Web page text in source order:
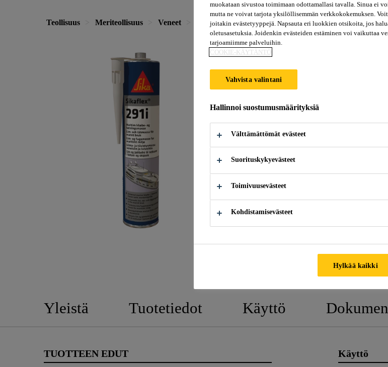
Teollisuus Meriteollisuus Veneet Sisäsaumojen tiivistykset Sikaflex®-291i
Sikaflex®-
Monikäyttöinen liima-/
Sikaflex®-291i on valumaton 1-K
Tuote kuivaa ilmankosteudesta. Sikaflex®-291i täyttää kansainvälisen merenkulkujärjestön (IMO)
Ruorimerkitty
Mieto tuoksu
TUOTETIETOESITE
Yleistä Tuotetiedot Käyttö
TUOTTEEN EDUT Käyttö
muokataan sivustoa toimimaan odottamallasi tavalla. Sinua ei
mutta ne voivat tarjota yksilöllisemmän verkkokokemuksen.
joitakin evästetyyppejä. Napsauta eri luokkien otsikoita, jos
oletusasetuksia. Joidenkin evästeiden estäminen voi vaikuttaa
tarjoamiimme palveluihin.
COOKIE-KÄYTÄNTÖ
Vahvista valintani
Hallinnoi suostumusmäärityksiä
Välttämättömät evästeet
Suorituskykyevästeet
Toimivuusevästeet
Kohdistamisevästeet
Hylkää kaikki